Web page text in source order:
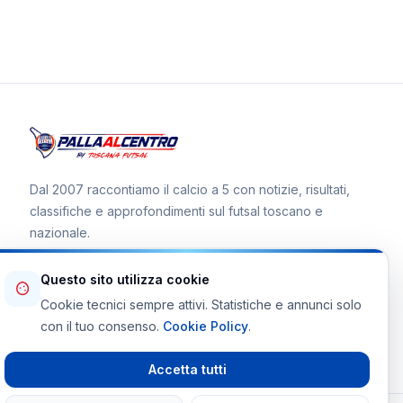
Dal 2007 raccontiamo il calcio a 5 con notizie, risultati,
classifiche e approfondimenti sul futsal toscano e
nazionale.
Canale WhatsApp
Telegram Toscana Futsal
Questo sito utilizza cookie
Cookie tecnici sempre attivi. Statistiche e annunci solo
con il tuo consenso. Cookie Policy.
Accetta tutti